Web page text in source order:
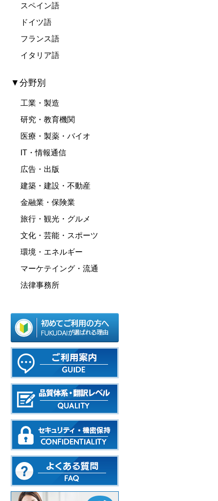
スペイン語
ドイツ語
フランス語
イタリア語
▼分野別
工業・製造
研究・教育機関
医療・製薬・バイオ
IT・情報通信
広告・出版
建築・建設・不動産
金融業・保険業
旅行・観光・グルメ
文化・芸能・スポーツ
環境・エネルギー
マーケテイング・流通
法律事務所